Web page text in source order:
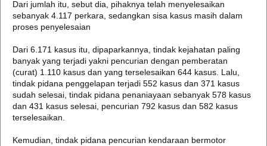
Dari jumlah itu, sebut dia, pihaknya telah menyelesaikan
sebanyak 4.117 perkara, sedangkan sisa kasus masih dalam
proses penyelesaian
Dari 6.171 kasus itu, dipaparkannya, tindak kejahatan paling
banyak yang terjadi yakni pencurian dengan pemberatan
(curat) 1.110 kasus dan yang terselesaikan 644 kasus. Lalu,
tindak pidana penggelapan terjadi 552 kasus dan 371 kasus
sudah selesai, tindak pidana penaniayaan sebanyak 578 kasus
dan 431 kasus selesai, pencurian 792 kasus dan 582 kasus
terselesaikan.
Kemudian, tindak pidana pencurian kendaraan bermotor